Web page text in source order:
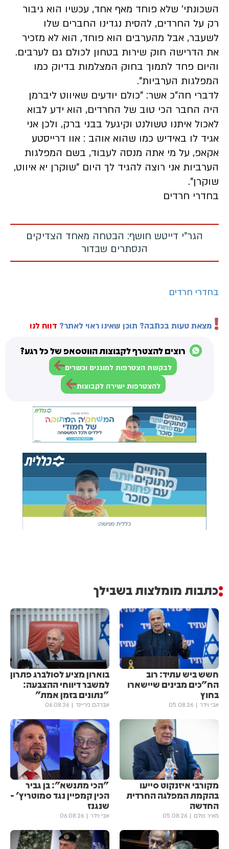
השכונתי' שלא פוחד מאף אחד, עכשיו הוא גיבור
רק על החרדים, להסית נגדינו החברים שלו
לשעבר, אבל מהערבים הוא פוחד, הוא לא מזכיר
את הדרישה חוק שירות בטחון לכולם גם לערבים.
והיום פחד לתמוך בחוק המצלמות בדיוק כמו
המפלגות הערביות".
לדברי חה"כ אשר: "כולם יודעים שאיווט ליברמן
היה החבר הכי טוב של החרדים, הוא ידע לבוא
לאכול איתנו טשולנט וקיגעל בבני ברק, ולכן אני
אגיד לו באידיש כמו שהוא אוהב : אוו דרייסטע
אקאפ, על מי אתה מנסה לעבוד, בשם המפלגות
הערביות אני רוצה להגיד לך היום "שוקרן יא איווט,
שוקרן".
בחדרי חרדים
הגר"י דייטש חושף: הבטחה מאחד הצדיקים
הנסתרים שבדור
בחדרי חרדים
מצאת טעות בכתבה? תוכן שאינו ראוי לאתר? דווח לנו
רוצים להצטרף לקבוצות הווטסאפ של כל רגע?
לבקשת הצטרפות למוגנים וכשרים
להצטרפות ישירה לקבוצות
כתבות מומלצות בשבילך
חשש ביש עתיד: רוב
הח"כים מבינים שיישארו
בחוץ
אבי וידר 05.08.26
בוארון מציע לסולברג פתרון
למשבר דיווחי ההצבעה:
"נתונים בזמן אמת"
אברהם פריינד 06.08.26
מקורבי איזנקוט סייעו
בהקמת המפלגה החרדית
החדשה
מאיר שלם 05.08.26
"הכי מתנשא": בן גביר
הכין קמפיין נגד סמוטריץ' -
שנגנז
אבי וידר 06.08.26